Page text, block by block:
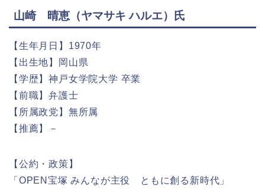
山崎 晴恵（ヤマサキ ハルエ）氏
【生年月日】1970年
【出生地】岡山県
【学歴】神戸女学院大学 卒業
【前職】弁護士
【所属政党】無所属
【推薦】－
【公約・政策】
「OPEN宝塚 みんなが主役 ともに創る新時代」